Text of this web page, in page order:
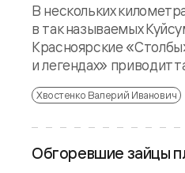
В нескольких
в так называемых
Красноярские
и легендах» приводит
Хвостенко Валерий Иванович
Обгоревшие зайцы